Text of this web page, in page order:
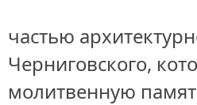
частью
Черниговского,
молитвенную